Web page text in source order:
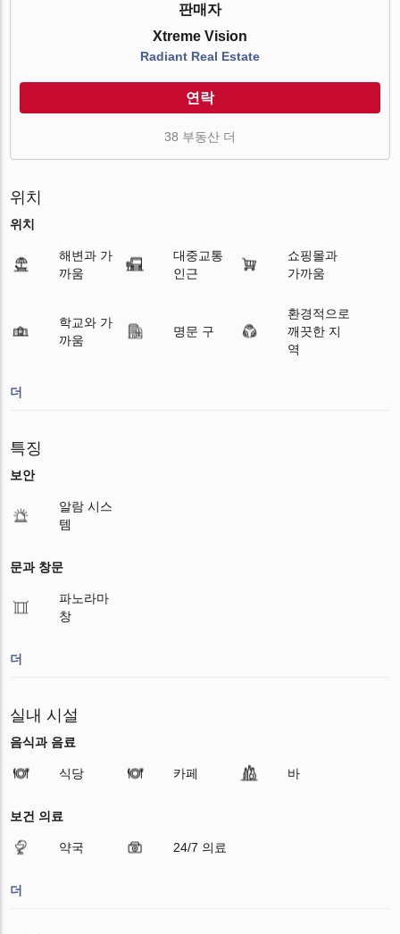
판매자
Xtreme Vision
Radiant Real Estate
연락
38 부동산 더
위치
위치
해변과 가
까움
대중교통
인근
쇼핑몰과
가까움
학교와 가
까움
명문 구
환경적으로
깨끗한 지
역
더
특징
보안
알람 시스
템
문과 창문
파노라마
창
더
실내 시설
음식과 음료
식당 카페 바
보건 의료
약국 24/7 의료
더